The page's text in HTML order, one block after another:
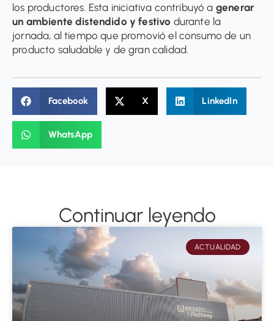
los productores. Esta iniciativa contribuyó a generar
un ambiente distendido y festivo durante la
jornada, al tiempo que promovió el consumo de un
producto saludable y de gran calidad.
Facebook X LinkedIn
WhatsApp
Continuar leyendo
ACTUALIDAD